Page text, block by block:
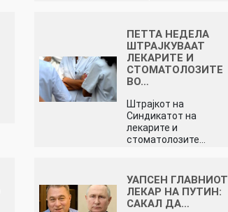
ПЕТТА НЕДЕЛА
ШТРАЈКУВААТ
ЛЕКАРИТЕ И
СТОМАТОЛОЗИТЕ
ВО…
Штрајкот на
Синдикатот на
лекарите и
стоматолозите…
УАПСЕН ГЛАВНИОТ
ЛЕКАР НА ПУТИН:
САКАЛ ДА…